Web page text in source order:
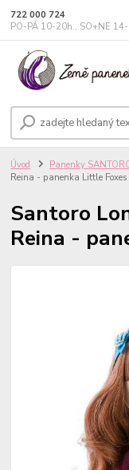
722 000 724
PO-PÁ 10-20h., SO+NE
Úvod Panenky
Reina - panenka Little Foxes
Santoro
Reina -